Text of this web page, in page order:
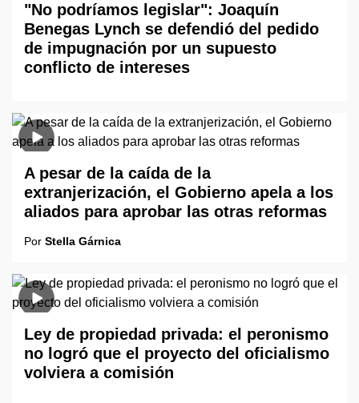
"No podríamos legislar": Joaquín
Benegas Lynch se defendió del pedido
de impugnación por un supuesto
conflicto de intereses
A pesar de la caída de la
extranjerización, el Gobierno apela a los
aliados para aprobar las otras reformas
Por Stella Gárnica
Ley de propiedad privada: el peronismo
no logró que el proyecto del oficialismo
volviera a comisión